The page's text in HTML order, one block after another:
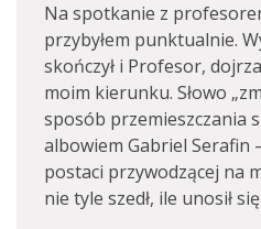
Na spotkanie z
przybyłem punktualnie.
skończył i Profesor,
moim kierunku. Słowo
sposób przemieszczania
albowiem Gabriel Serafin
postaci przywodzącej na
nie tyle szedł, ile unosił